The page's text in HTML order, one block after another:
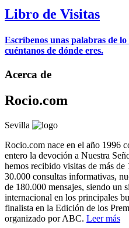
Libro de Visitas
Escríbenos unas palabras de
cuéntanos de dónde eres.
Acerca de
Rocio.com
Sevilla
Rocio.com nace en el año 1996
entero la devoción a Nuestra
hemos recibido visitas de más de
30.000 consultas informativas,
de 180.000 mensajes, siendo un
internacional en los principales
finalista en la Edición de los
organizado por ABC. Leer más